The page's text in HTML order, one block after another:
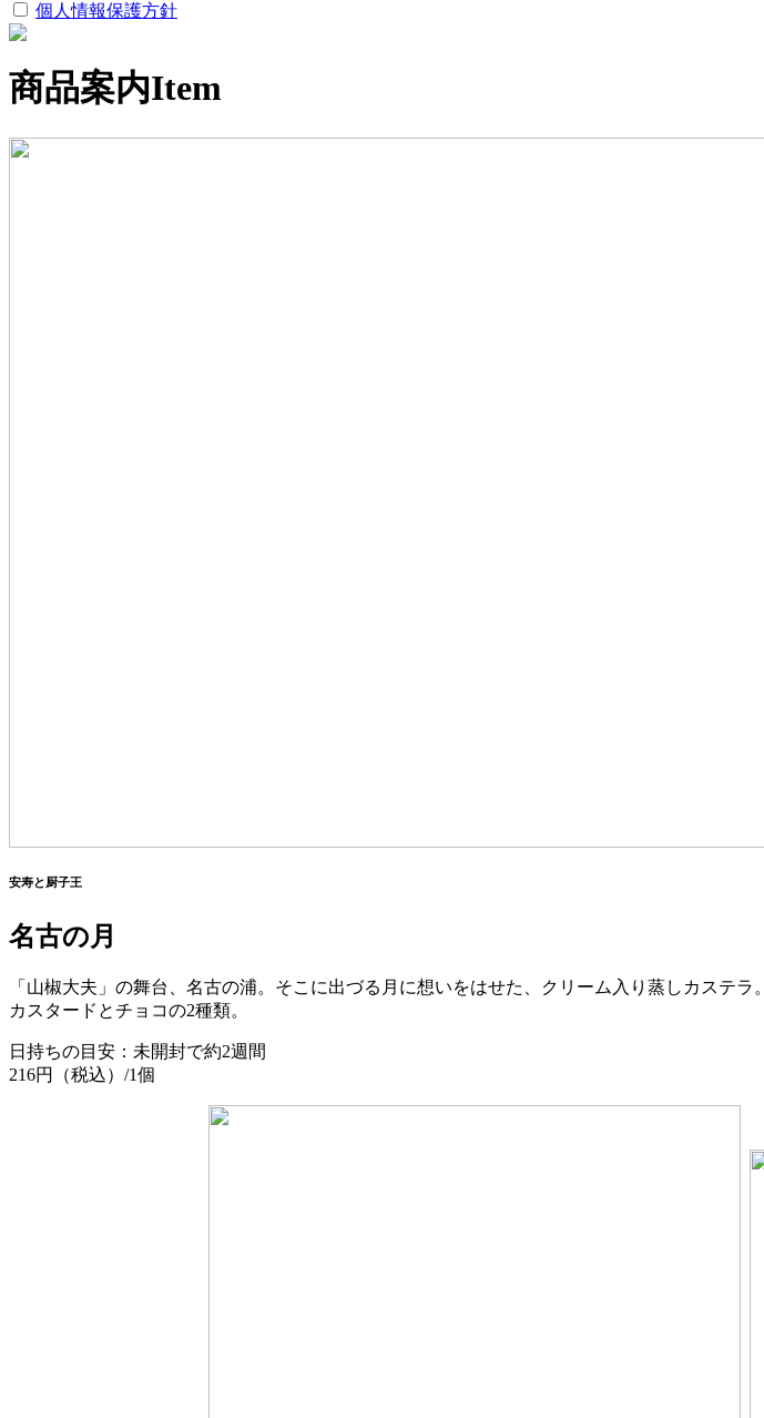
個人情報保護方針
商品案内Item
安寿と厨子王
名古の月
「山椒大夫」の舞台、名古の浦。そこに出づる月に想いをはせた、クリーム入り蒸しカステラ。
カスタードとチョコの2種類。
日持ちの目安：未開封で約2週間
216円（税込）/1個